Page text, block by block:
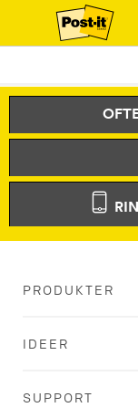
PRODUKTER
IDEER
SUPPORT